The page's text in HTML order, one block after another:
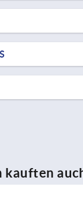
kauften